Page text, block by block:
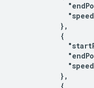
            },
            {
            },
            {